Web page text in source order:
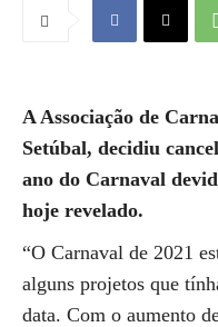
A Associação de
Setúbal, decidiu
ano do Carnaval
hoje revelado.
“O Carnaval de 2021
alguns projetos que
data. Com o aumento